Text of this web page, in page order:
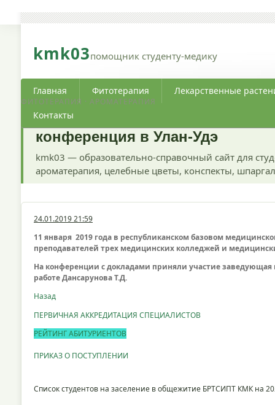
kmk03помощник студенту-медику
ФИТОТЕРАПИЯ · АРОМАТЕРАПИЯ
Главная Фитотерапия Лекарственные
Контакты
конференция в Улан-Удэ
kmk03 — образовательно-справочный сайт для
ароматерапия, целебные цветы, конспекты,
24.01.2019 21:59
11 января 2019 года в республиканском базовом
преподавателей трех медицинских колледжей и
На конференции с докладами приняли участие
работе Дансарунова Т.Д.
Назад
ПЕРВИЧНАЯ АККРЕДИТАЦИЯ СПЕЦИАЛИСТОВ
РЕЙТИНГ АБИТУРИЕНТОВ
ПРИКАЗ О ПОСТУПЛЕНИИ
Список студентов на заселение в общежитие БРТСИПТ КМК на